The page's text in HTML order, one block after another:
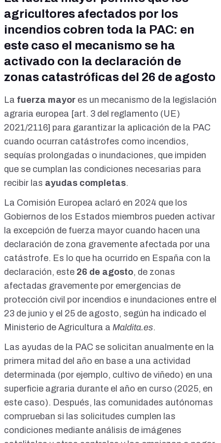
agricultores afectados por los
incendios cobren toda la PAC: en
este caso el mecanismo se ha
activado con la declaración de
zonas catastróficas del 26 de agosto
La fuerza mayor es un mecanismo de la legislación
agraria europea [art. 3 del reglamento (UE)
2021/2116] para garantizar la aplicación de la PAC
cuando ocurran catástrofes como incendios,
sequías prolongadas o inundaciones, que impiden
que se cumplan las condiciones necesarias para
recibir las ayudas completas.
La Comisión Europea aclaró en 2024 que los
Gobiernos de los Estados miembros pueden activar
la excepción de fuerza mayor cuando hacen una
declaración de zona gravemente afectada por una
catástrofe. Es lo que ha ocurrido en España con la
declaración, este 26 de agosto, de zonas
afectadas gravemente por emergencias de
protección civil por incendios e inundaciones entre el
23 de junio y el 25 de agosto, según ha indicado el
Ministerio de Agricultura a Maldita.es.
Las ayudas de la PAC se solicitan anualmente en la
primera mitad del año en base a una actividad
determinada (por ejemplo, cultivo de viñedo) en una
superficie agraria durante el año en curso (2025, en
este caso). Después, las comunidades autónomas
comprueban si las solicitudes cumplen las
condiciones mediante análisis de imágenes